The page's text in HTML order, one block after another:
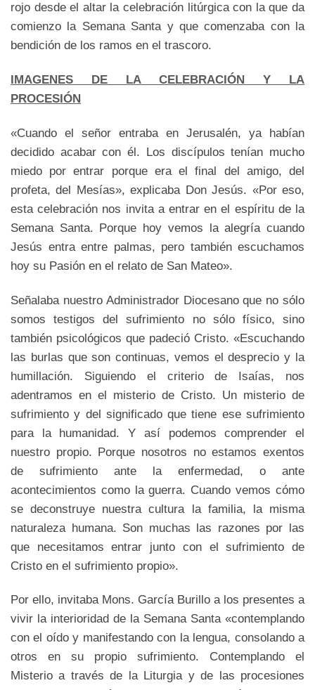
rojo desde el altar la celebración litúrgica con la que da
comienzo la Semana Santa y que comenzaba con la
bendición de los ramos en el trascoro.
IMAGENES DE LA CELEBRACIÓN Y LA
PROCESIÓN
«Cuando el señor entraba en Jerusalén, ya habían
decidido acabar con él. Los discípulos tenían mucho
miedo por entrar porque era el final del amigo, del
profeta, del Mesías», explicaba Don Jesús. «Por eso,
esta celebración nos invita a entrar en el espíritu de la
Semana Santa. Porque hoy vemos la alegría cuando
Jesús entra entre palmas, pero también escuchamos
hoy su Pasión en el relato de San Mateo».
Señalaba nuestro Administrador Diocesano que no sólo
somos testigos del sufrimiento no sólo físico, sino
también psicológicos que padeció Cristo. «Escuchando
las burlas que son continuas, vemos el desprecio y la
humillación. Siguiendo el criterio de Isaías, nos
adentramos en el misterio de Cristo. Un misterio de
sufrimiento y del significado que tiene ese sufrimiento
para la humanidad. Y así podemos comprender el
nuestro propio. Porque nosotros no estamos exentos
de sufrimiento ante la enfermedad, o ante
acontecimientos como la guerra. Cuando vemos cómo
se deconstruye nuestra cultura la familia, la misma
naturaleza humana. Son muchas las razones por las
que necesitamos entrar junto con el sufrimiento de
Cristo en el sufrimiento propio».
Por ello, invitaba Mons. García Burillo a los presentes a
vivir la interioridad de la Semana Santa «contemplando
con el oído y manifestando con la lengua, consolando a
otros en su propio sufrimiento. Contemplando el
Misterio a través de la Liturgia y de las procesiones